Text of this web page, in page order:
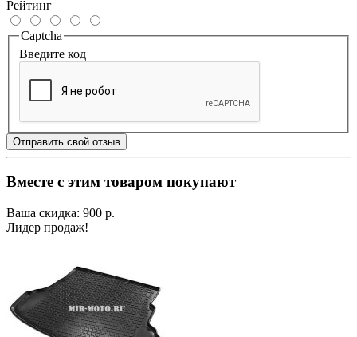
Рейтинг
Captcha
Введите код
Отправить свой отзыв
Вместе с этим товаром покупают
Ваша скидка: 900 р.
Лидер продаж!